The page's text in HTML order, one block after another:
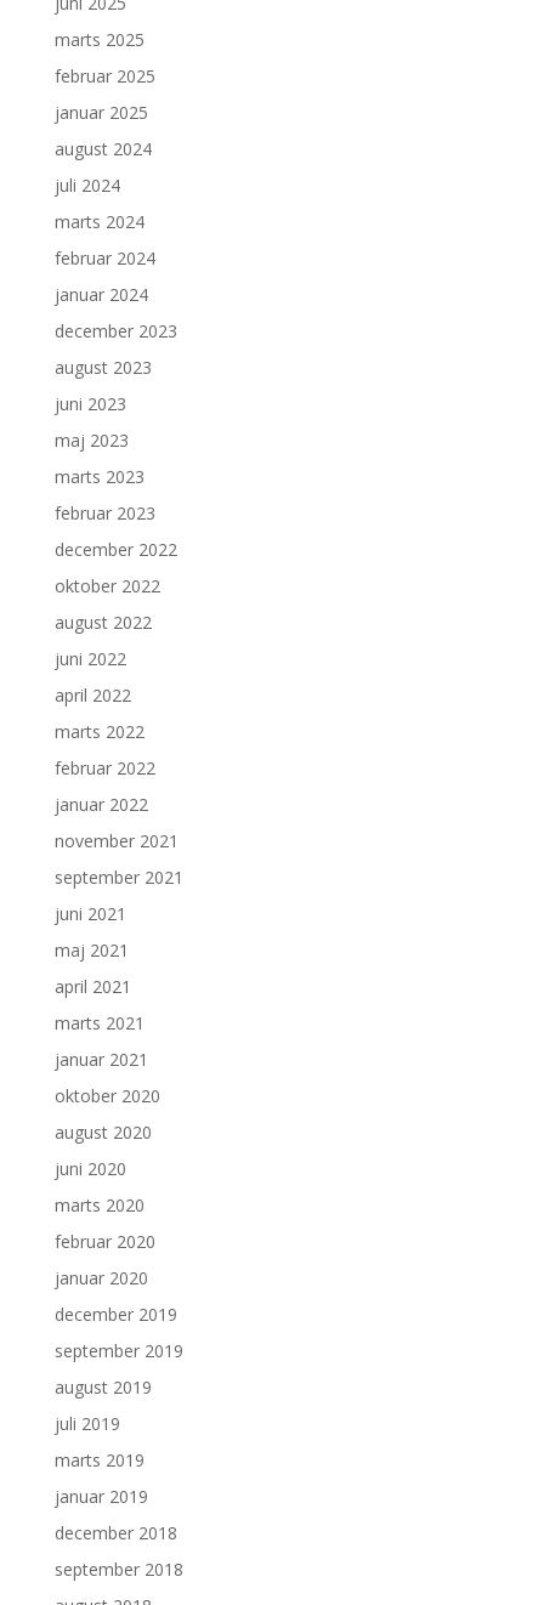
marts 2025
februar 2025
januar 2025
august 2024
juli 2024
marts 2024
februar 2024
januar 2024
december 2023
august 2023
juni 2023
maj 2023
marts 2023
februar 2023
december 2022
oktober 2022
august 2022
juni 2022
april 2022
marts 2022
februar 2022
januar 2022
november 2021
september 2021
juni 2021
maj 2021
april 2021
marts 2021
januar 2021
oktober 2020
august 2020
juni 2020
marts 2020
februar 2020
januar 2020
december 2019
september 2019
august 2019
juli 2019
marts 2019
januar 2019
december 2018
september 2018